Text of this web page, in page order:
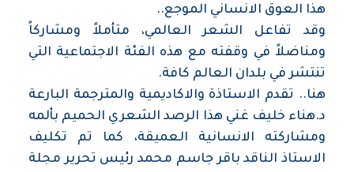
هذا العوق الانساني الموجع..
وقد تفاعل الشعر العالمي، متأملاً ومشاركاً
ومناضلاً في وقفته مع هذه الفئة الاجتماعية التي
تنتشر في بلدان العالم كافة.
هنا.. تقدم الاستاذة والاكاديمية والمترجمة البارعة
د.هناء خليف غني هذا الرصد الشعري الحميم بألمه
ومشاركته الانسانية العميقة، كما تم تكليف
الاستاذ الناقد باقر جاسم محمد رئيس تحرير مجلة